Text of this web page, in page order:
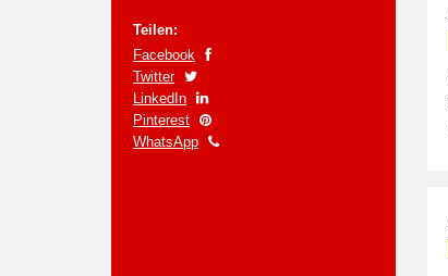
Teilen:
Facebook
Twitter
LinkedIn
Pinterest
WhatsApp